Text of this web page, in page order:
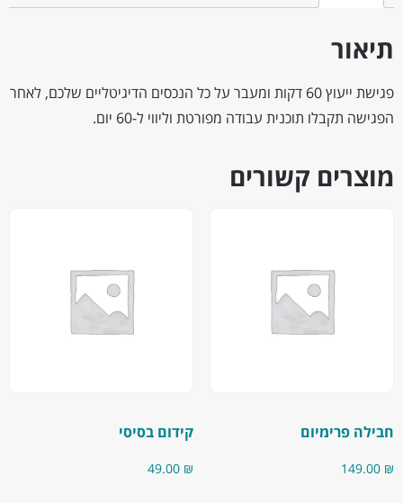
תיאור
פגישת ייעוץ 60 דקות ומעבר על כל הנכסים הדיגיטליים שלכם, לאחר
הפגישה תקבלו תוכנית עבודה מפורטת וליווי ל-60 יום.
מוצרים קשורים
חבילה פרימיום
149.00 ₪
קידום בסיסי
49.00 ₪